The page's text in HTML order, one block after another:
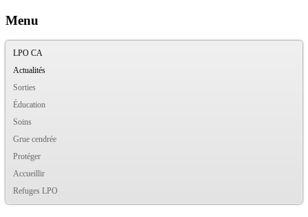
Menu
LPO CA
Actualités
Sorties
Éducation
Soins
Grue cendrée
Protéger
Accueillir
Refuges LPO